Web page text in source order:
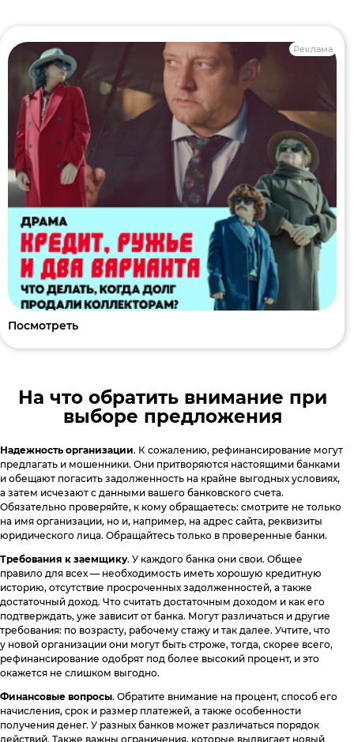
Реклама
Посмотреть
На что обратить внимание при
выборе предложения
Надежность организации. К сожалению, рефинансирование могут
предлагать и мошенники. Они притворяются настоящими банками
и обещают погасить задолженность на крайне выгодных условиях,
а затем исчезают с данными вашего банковского счета.
Обязательно проверяйте, к кому обращаетесь: смотрите не только
на имя организации, но и, например, на адрес сайта, реквизиты
юридического лица. Обращайтесь только в проверенные банки.
Требования к заемщику. У каждого банка они свои. Общее
правило для всех — необходимость иметь хорошую кредитную
историю, отсутствие просроченных задолженностей, а также
достаточный доход. Что считать достаточным доходом и как его
подтверждать, уже зависит от банка. Могут различаться и другие
требования: по возрасту, рабочему стажу и так далее. Учтите, что
у новой организации они могут быть строже, тогда, скорее всего,
рефинансирование одобрят под более высокий процент, и это
окажется не слишком выгодно.
Финансовые вопросы. Обратите внимание на процент, способ его
начисления, срок и размер платежей, а также особенности
получения денег. У разных банков может различаться порядок
действий. Также важны ограничения, которые выдвигает новый